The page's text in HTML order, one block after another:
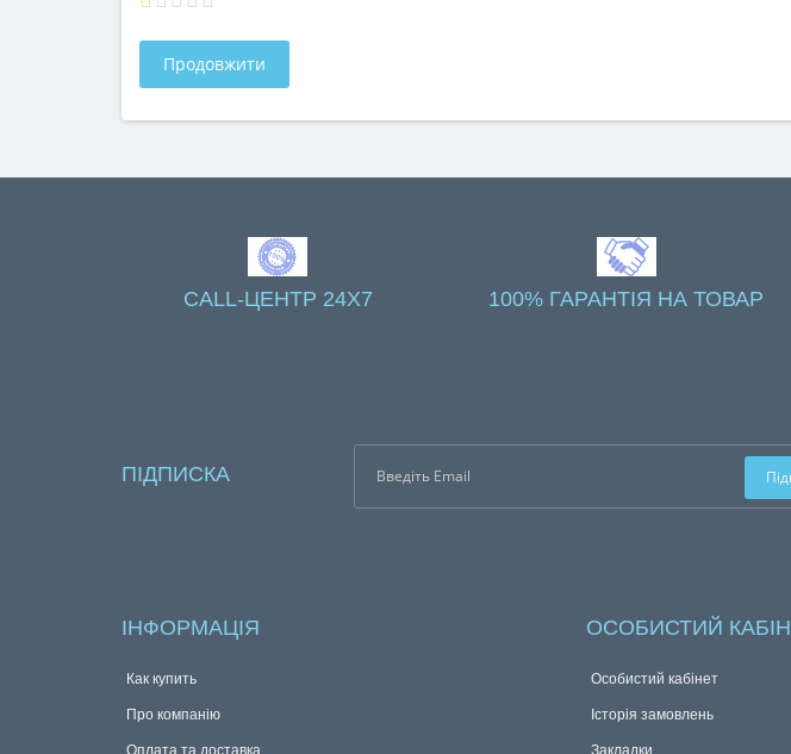
Продовжити
CALL-ЦЕНТР 24X7 100% ГАРАНТІЯ НА ТОВАР
ПІДПИСКА
ІНФОРМАЦІЯ
Как купить
Про компанію
Оплата та доставка
ОСОБИСТИЙ
Особистий кабінет
Історія замовлень
Закладки